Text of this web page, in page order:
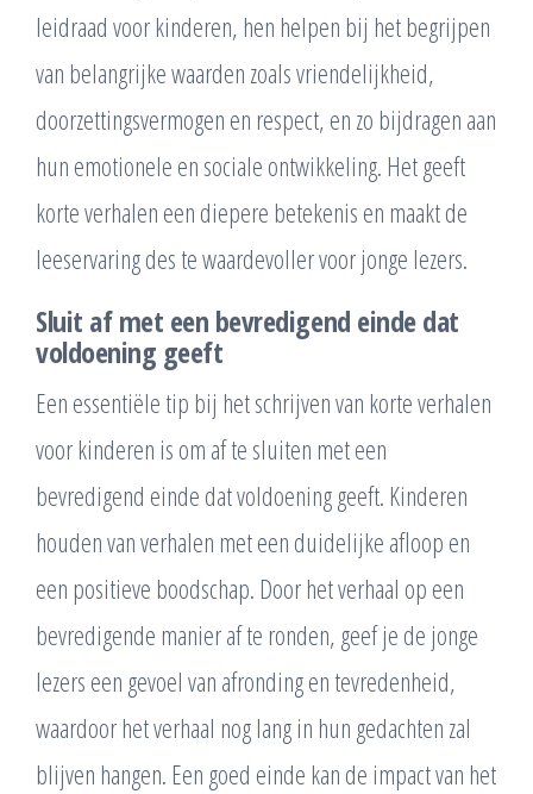
leidraad voor kinderen, hen helpen bij het begrijpen
van belangrijke waarden zoals vriendelijkheid,
doorzettingsvermogen en respect, en zo bijdragen aan
hun emotionele en sociale ontwikkeling. Het geeft
korte verhalen een diepere betekenis en maakt de
leeservaring des te waardevoller voor jonge lezers.
Sluit af met een bevredigend einde dat
voldoening geeft
Een essentiële tip bij het schrijven van korte verhalen
voor kinderen is om af te sluiten met een
bevredigend einde dat voldoening geeft. Kinderen
houden van verhalen met een duidelijke afloop en
een positieve boodschap. Door het verhaal op een
bevredigende manier af te ronden, geef je de jonge
lezers een gevoel van afronding en tevredenheid,
waardoor het verhaal nog lang in hun gedachten zal
blijven hangen. Een goed einde kan de impact van het